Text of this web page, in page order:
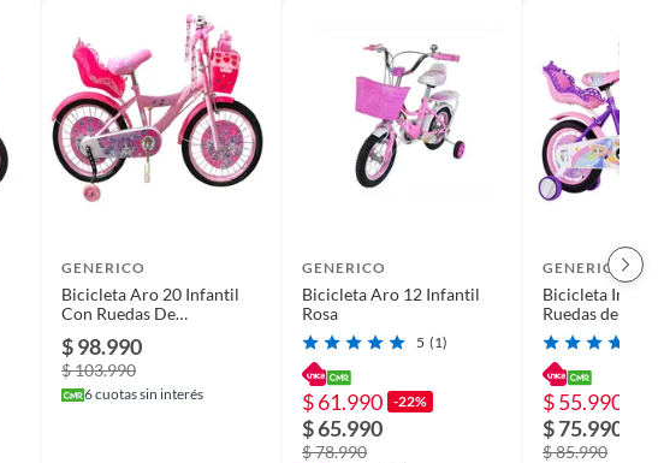
GENERICO
Bicicleta Aro 20 Infantil
Con Ruedas De
$ 98.990
$ 103.990
6cuotas sin interés
GENERICO
Bicicleta Aro 12 Infantil
Rosa
5 (1)
$ 61.990 -22%
$ 65.990
$ 78.990
GENERICO
Bicicleta
Ruedas de
16 Morada
$ 55.990
$ 75.990
$ 85.990